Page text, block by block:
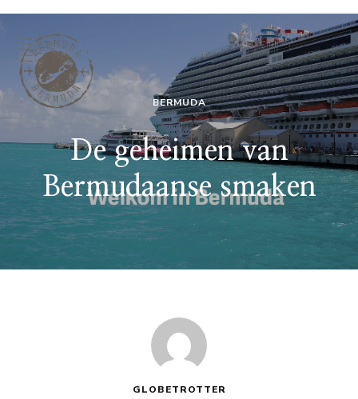
BERMUDA
De geheimen van
Bermudaanse smaken
GLOBETROTTER